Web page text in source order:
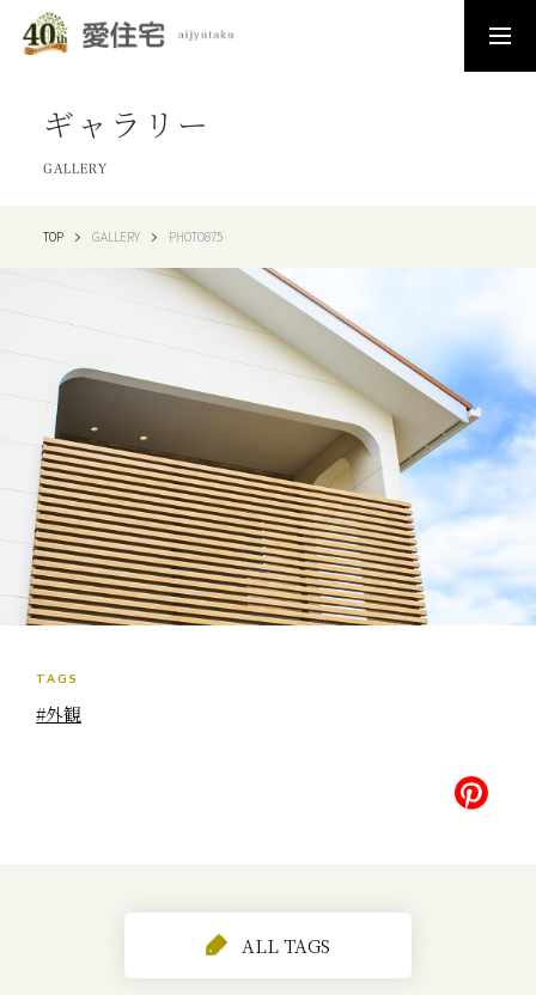
ギャラリー
GALLERY
TOP GALLERY PHOTO875
TAGS
#外観
ALL TAGS